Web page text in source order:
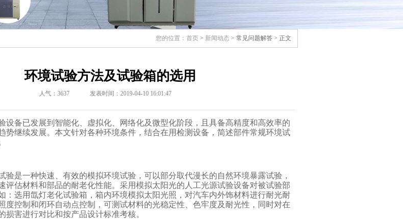
您的位置： 首页 > 新闻动态 > 常见问题解答 > 正文
环境试验方法及试验箱的选用
人气： 3637 发表时间：2019-04-10 16:01:47
设备已发展到智能化、虚拟化、网络化及微型化阶段，且具备高精度和高效率的
势继续发展。本文针对各种环境条件，结合在用检测设备，简述部件常规环境试
验是一种快速、有效的模拟环境试验，可以部分取代漫长的自然环境暴露试验，
评估材料和部品的耐老化性能。采用模拟太阳光的人工光源试验设备对被试验部
：选用氙灯老化试验箱，箱内环境模拟太阳光照，对汽车内外饰材料进行耐光耐
度控制和闭环自动点控制，可测试材料的光稳定性、色牢度及耐光性，同时对在
损害进行对比和按产品设计标准考核。